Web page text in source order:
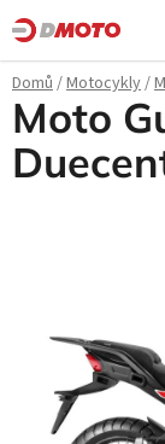
Přejít
na
obsah
Domů/Motocykly/
Moto